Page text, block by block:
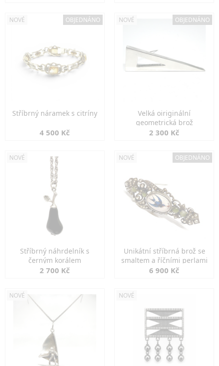
NOVÉ OBJEDNÁNO
Stříbrný náramek s citríny
4 500 Kč
NOVÉ OBJEDNÁNO
Velká oiriginální
geometrická brož
2 300 Kč
NOVÉ
Stříbrný náhrdelník s
černým korálem
2 700 Kč
NOVÉ OBJEDNÁNO
Unikátní stříbrná brož se
smaltem a říčními perlami
6 900 Kč
NOVÉ NOVÉ